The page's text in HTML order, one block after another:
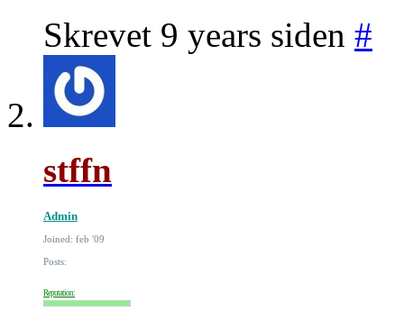
Skrevet 9 years siden #
stffn
Admin
Joined: feb '09
Posts:
Reputation: